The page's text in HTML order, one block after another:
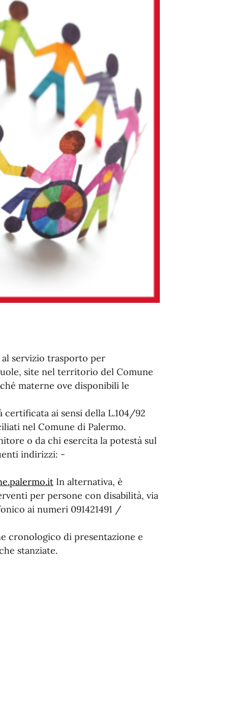
al servizio trasporto per
site nel territorio del Comune
materne ove disponibili le
ai sensi della L.104/92
nel Comune di Palermo.
o da chi esercita la potestà sul
indirizzi: -
In alternativa, è
per persone con disabilità, via
ai numeri 091421491 /
cronologico di presentazione e
stanziate.